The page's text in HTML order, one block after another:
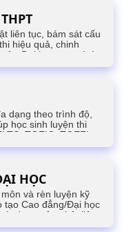
liên tục, bám sát cấu
hiệu quả, chinh
cửa Đại học mơ ước!
dạng theo trình độ,
học sinh luyện thi
TOEIC, TOEFL,
HỌC
và rèn luyện kỹ
tạo Cao đẳng/Đại học
được cập nhật liên
sinh viên.